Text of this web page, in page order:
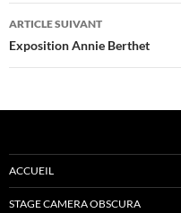
articles
ARTICLE SUIVANT
Exposition Annie Berthet
ACCUEIL
STAGE CAMERA OBSCURA